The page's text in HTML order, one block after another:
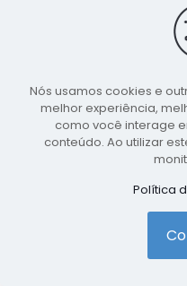
(taxa de participação,
satisfação, avaliação
programas). Critério de
Área de Influência da
Processo: 7, 8 | Chave:
27. A
mudanças de
Nós usamos cookies e
melhor experiência,
como você interage
conteúdo. Ao utilizar
Política